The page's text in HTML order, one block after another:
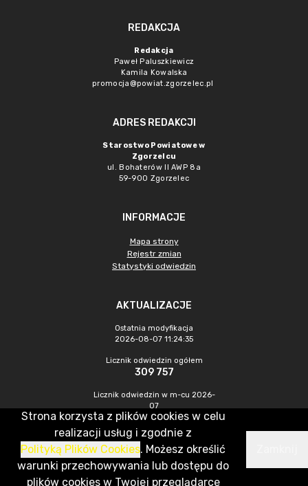
REDAKCJA
Redakcja
Paweł Paluszkiewicz
Kamila Kowalska
promocja@powiat.zgorzelec.pl
ADRES REDAKCJI
Starostwo Powiatowe w
Zgorzelcu
ul. Bohaterów II AWP 8a
59-900 Zgorzelec
INFORMACJE
Mapa strony
Rejestr zmian
Statystyki odwiedzin
AKTUALIZACJE
Ostatnia modyfikacja
2026-08-07 11:24:35
Licznik odwiedzin ogółem
309 757
Licznik odwiedzin w m-cu 2026-
07
455
CMS & Hosting: Nefeni Sp. z o.o.
Strona korzysta z plików cookies w celu
realizacji usług i zgodnie z
Polityką Plików Cookies. Możesz określić
warunki przechowywania lub dostępu do
plików cookies w Twojej przeglądarce